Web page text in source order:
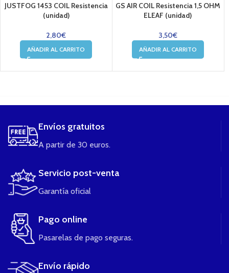
JUSTFOG 1453 COIL Resistencia
(unidad)
2,80€
AÑADIR AL CARRITO
GS AIR COIL Resistencia 1,5 OHM
ELEAF (unidad)
3,50€
AÑADIR AL CARRITO
Envíos gratuitos
A partir de 30 euros.
Servicio post-venta
Garantía oficial
Pago online
Pasarelas de pago seguras.
Envío rápido